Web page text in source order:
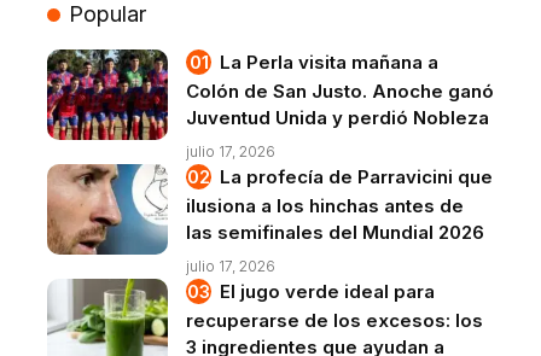
Popular
La Perla visita mañana a
Colón de San Justo. Anoche ganó
Juventud Unida y perdió Nobleza
julio 17, 2026
La profecía de Parravicini que
ilusiona a los hinchas antes de
las semifinales del Mundial 2026
julio 17, 2026
El jugo verde ideal para
recuperarse de los excesos: los
3 ingredientes que ayudan a